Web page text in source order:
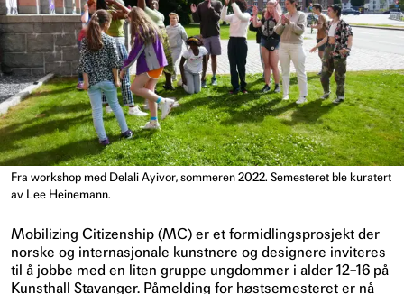
Fra workshop med Delali Ayivor, sommeren 2022. Semesteret ble kuratert
av Lee Heinemann.
Mobilizing Citizenship (MC) er et formidlingsprosjekt der
norske og internasjonale kunstnere og designere inviteres
til å jobbe med en liten gruppe ungdommer i alder 12–16 på
Kunsthall Stavanger. Påmelding for høstsemesteret er nå